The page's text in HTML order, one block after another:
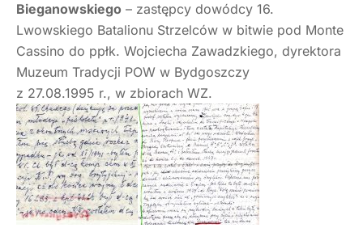
Bieganowskiego – zastępcy dowódcy 16.
Lwowskiego Batalionu Strzelców w bitwie pod Monte
Cassino do ppłk. Wojciecha Zawadzkiego, dyrektora
Muzeum Tradycji POW w Bydgoszczy
z 27.08.1995 r., w zbiorach WZ.